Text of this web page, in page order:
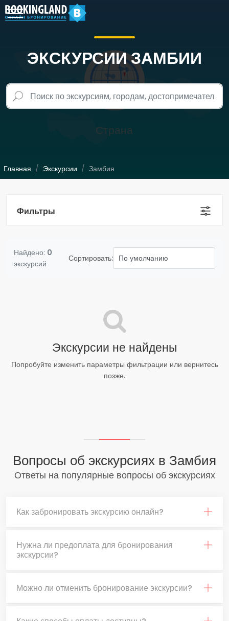
ЭКСКУРСИИ ЗАМБИИ
Главная Экскурсии Замбия
Фильтры
Найдено: 0
экскурсий
Сортировать:
Экскурсии не найдены
Попробуйте изменить параметры фильтрации или вернитесь
позже.
Вопросы об экскурсиях в Замбия
Ответы на популярные вопросы об экскурсиях
Как забронировать экскурсию онлайн?
Нужна ли предоплата для бронирования
экскурсии?
Можно ли отменить бронирование экскурсии?